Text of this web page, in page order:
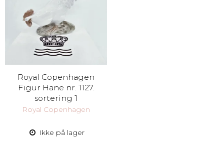
Royal Copenhagen
Figur Hane nr. 1127.
sortering 1
Royal Copenhagen
Ikke på lager